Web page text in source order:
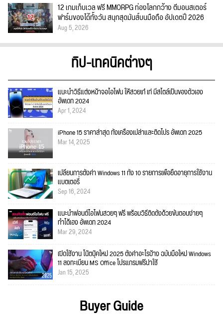
12 เกมเก็บเวล ฟรี MMORPG ท่องโลกกว้าง ตีมอนสเตอร์
ฟาร์มของได้ทั้งวัน สนุกสุดมันส์บนมือถือ อัปเดตปี 2026
Aug 5, 2026
ทิป-เทคนิคต่างๆ
แนะนำวิธีแต่งหน้าจอไอโฟน ให้สวยเก๋ เท่ มีสไตล์เป็นของตัวเอง
อัพเดท 2024
Apr 1, 2024
iPhone 15 ราคาล่าสุด ทั้งเครื่องเปล่าและติดโปร อัพเดท 2025
Mar 14, 2025
เปลี่ยนการตั้งค่า Windows 11 ทั้ง 10 รายการเพื่อยืดอายุการใช้งาน
แบตเตอรี่
Sep 16, 2024
แนะนำฟอนต์ไอโฟนสวยๆ ฟรี พร้อมวิธีติดตั้งด้วยขั้นตอนง่ายๆ
ทำได้เอง อัพเดท 2024
Mar 29, 2024
เปิดใช้งาน โน๊ตบุ๊คใหม่ 2025 ตั้งค่าอะไรบ้าง ฉบับมือใหม่ Windows
11 ลงทะเบียน MS Office โปรแกรมฟรีน่าใช้
Jan 15, 2025
Buyer Guide